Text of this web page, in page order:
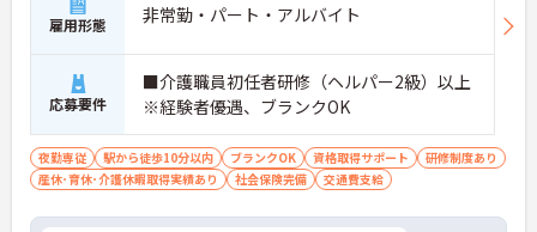
雇用形態 非常勤・パート・アルバイト
応募要件
■介護職員初任者研修（ヘルパー2級）以上
※経験者優遇、ブランクOK
夜勤専従 駅から徒歩10分以内 ブランクOK 資格取得サポート
研修制度あり
産休･育休･介護休暇取得実績あり
社会保険完備 交通費支給